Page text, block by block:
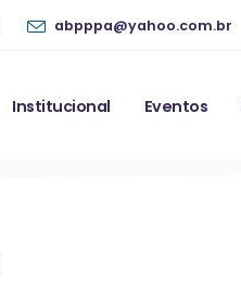
abpppa@yahoo.com.br
Institucional Eventos